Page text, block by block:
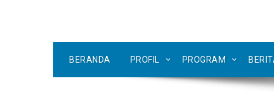
BERANDA PROFIL PROGRAM